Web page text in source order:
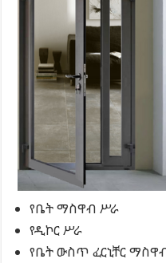
የቤት ማስዋብ ሥራ
የዲኮር ሥራ
የቤት ውስጥ ፈርኒቸር